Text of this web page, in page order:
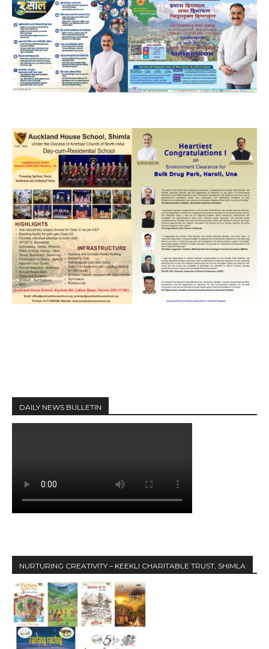
DAILY NEWS BULLETIN
NURTURING CREATIVITY – KEEKLI CHARITABLE TRUST, SHIMLA